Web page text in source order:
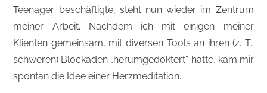
Teenager beschäftigte, steht nun wieder im Zentrum
meiner Arbeit. Nachdem ich mit einigen meiner
Klienten gemeinsam, mit diversen Tools an ihren (z. T.:
schweren) Blockaden „herumgedoktert“ hatte, kam mir
spontan die Idee einer Herzmeditation.